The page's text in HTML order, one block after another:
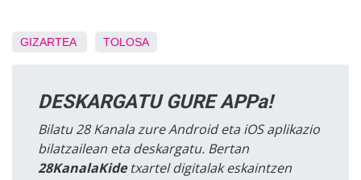
GIZARTEA TOLOSA
DESKARGATU GURE APPa!
Bilatu 28 Kanala zure Android eta iOS aplikazio
bilatzailean eta deskargatu. Bertan
28KanalaKidetxartel digitalak eskaintzen